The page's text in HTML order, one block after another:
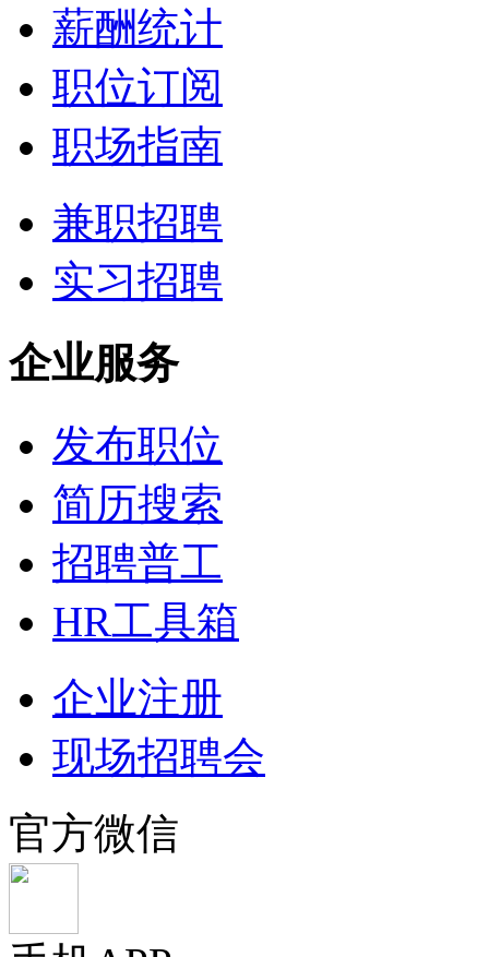
薪酬统计
职位订阅
职场指南
兼职招聘
实习招聘
企业服务
发布职位
简历搜索
招聘普工
HR工具箱
企业注册
现场招聘会
官方微信